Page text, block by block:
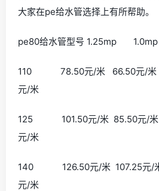
大家在pe给水管选择上有所帮助。
pe80给水管型号 1.25mp
110 78.50元/米 66.50元/米
元/米
125 101.50元/米 85.50元/米
元/米
140 126.50元/米 107.25元/
元/米